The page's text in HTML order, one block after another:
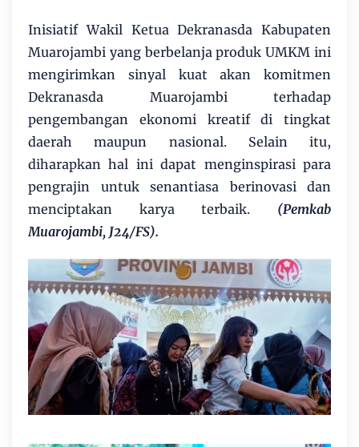
Inisiatif Wakil Ketua Dekranasda Kabupaten
Muarojambi yang berbelanja produk UMKM ini
mengirimkan sinyal kuat akan komitmen
Dekranasda Muarojambi terhadap
pengembangan ekonomi kreatif di tingkat
daerah maupun nasional. Selain itu,
diharapkan hal ini dapat menginspirasi para
pengrajin untuk senantiasa berinovasi dan
menciptakan karya terbaik. (Pemkab
Muarojambi, J24/FS).